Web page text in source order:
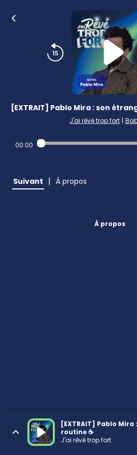
[EXTRAIT] Pablo Mira : son
J'ai rêvé trop fort |
00:00
Suivant | À propos
À propos
[EXTRAIT] Pablo
routine ☕️
J'ai rêvé trop fort